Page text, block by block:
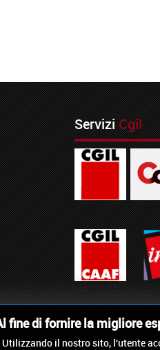
fine di fornire la migliore
Utilizzando il nostro sito, l'utente
ServiziCgil